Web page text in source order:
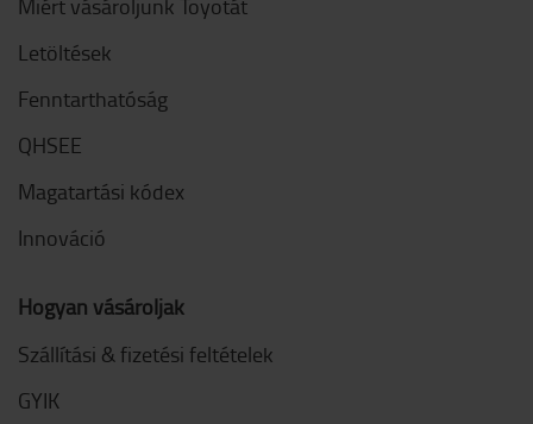
Miért vásároljunk Toyotát
Letöltések
Fenntarthatóság
QHSEE
Magatartási kódex
Innováció
Hogyan vásároljak
Szállítási & fizetési feltételek
GYIK